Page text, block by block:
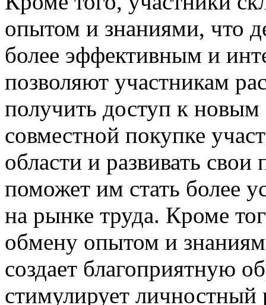
опытом и знаниями, что
более эффективным и
позволяют участникам
получить доступ к
совместной покупке
области и развивать
поможет им стать более
на рынке труда. Кроме
обмену опытом и
создает благоприятную
стимулирует